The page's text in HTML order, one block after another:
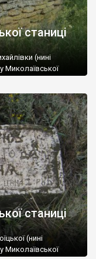
станиці
(нині
Миколаївської
мурована”,
багато інших
Склеп “Могила
каплички на
станиці
(нині
Миколаївської